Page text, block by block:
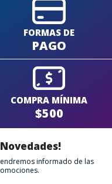
FORMAS DE
PAGO
COMPRA MÍNIMA
$500
informado de las